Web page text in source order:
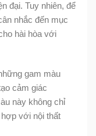
đại. Tuy nhiên, để
nhắc đến mục
hài hòa với
gam màu
cảm giác
này không chỉ
với nội thất